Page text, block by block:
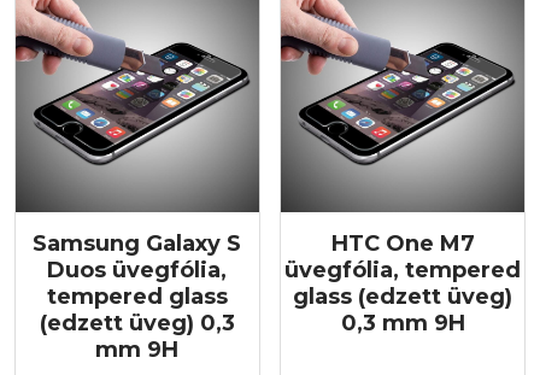
Samsung Galaxy S
Duos üvegfólia,
tempered glass
(edzett üveg) 0,3
mm 9H
HTC One M7
üvegfólia, tempered
glass (edzett üveg)
0,3 mm 9H